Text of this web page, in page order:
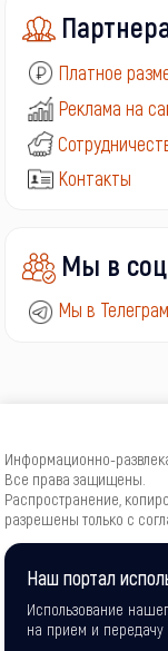
Платное
Реклама на
Контакты
Мы в
Мы в Телеграм
Информационно-
Все права защищены.
Распространение,
разрешены только с
16+Наш портал
Использование
на прием и передачу